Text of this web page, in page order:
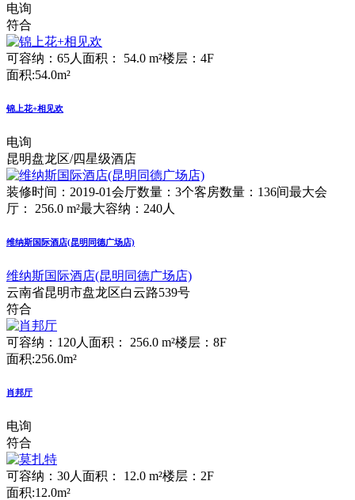
电询
符合
可容纳：65人 面积： 54.0 m²楼层：4F
面积:54.0m²
锦上花+相见欢
电询
昆明盘龙区/四星级酒店
装修时间：2019-01会厅数量：3个客房数量：136间最大会
厅： 256.0 m²最大容纳：240人
维纳斯国际酒店(昆明同德广场店)
维纳斯国际酒店(昆明同德广场店)
云南省昆明市盘龙区白云路539号
符合
可容纳：120人 面积： 256.0 m²楼层：8F
面积:256.0m²
肖邦厅
电询
符合
可容纳：30人 面积： 12.0 m²楼层：2F
面积:12.0m²